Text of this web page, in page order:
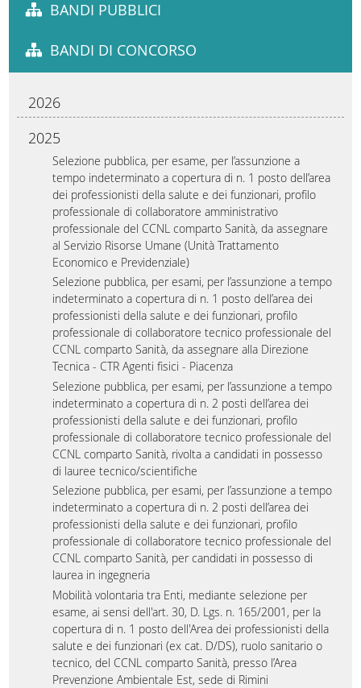
BANDI PUBBLICI
BANDI DI CONCORSO
2026
2025
Selezione pubblica, per esame, per l’assunzione a
tempo indeterminato a copertura di n. 1 posto dell’area
dei professionisti della salute e dei funzionari, profilo
professionale di collaboratore amministrativo
professionale del CCNL comparto Sanità, da assegnare
al Servizio Risorse Umane (Unità Trattamento
Economico e Previdenziale)
Selezione pubblica, per esami, per l’assunzione a tempo
indeterminato a copertura di n. 1 posto dell’area dei
professionisti della salute e dei funzionari, profilo
professionale di collaboratore tecnico professionale del
CCNL comparto Sanità, da assegnare alla Direzione
Tecnica - CTR Agenti fisici - Piacenza
Selezione pubblica, per esami, per l’assunzione a tempo
indeterminato a copertura di n. 2 posti dell’area dei
professionisti della salute e dei funzionari, profilo
professionale di collaboratore tecnico professionale del
CCNL comparto Sanità, rivolta a candidati in possesso
di lauree tecnico/scientifiche
Selezione pubblica, per esami, per l’assunzione a tempo
indeterminato a copertura di n. 2 posti dell’area dei
professionisti della salute e dei funzionari, profilo
professionale di collaboratore tecnico professionale del
CCNL comparto Sanità, per candidati in possesso di
laurea in ingegneria
Mobilità volontaria tra Enti, mediante selezione per
esame, ai sensi dell'art. 30, D. Lgs. n. 165/2001, per la
copertura di n. 1 posto dell'Area dei professionisti della
salute e dei funzionari (ex cat. D/DS), ruolo sanitario o
tecnico, del CCNL comparto Sanità, presso l’Area
Prevenzione Ambientale Est, sede di Rimini